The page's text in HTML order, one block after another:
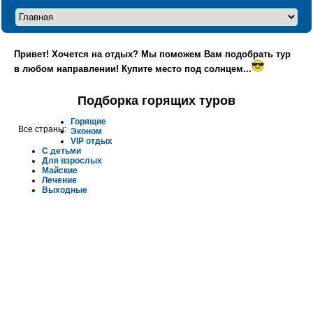
Привет! Хочется на отдых? Мы поможем Вам подобрать тур
в любом направлении! Купите место под солнцем...
Подборка горящих туров
Все страны:
Горящие
Эконом
VIP отдых
С детьми
Для взрослых
Майские
Лечение
Выходные